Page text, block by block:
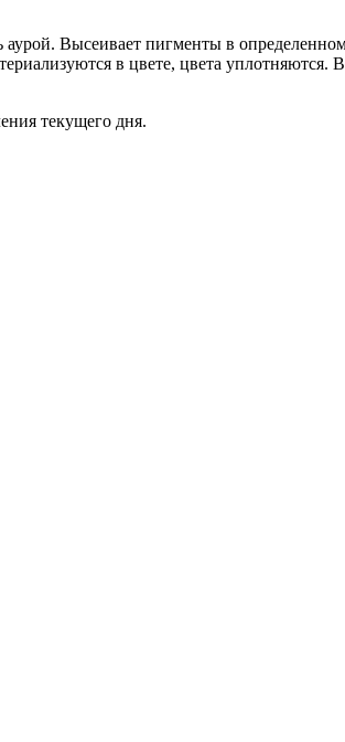
Высеивает пигменты в
в цвете, цвета уплотняются.
текущего дня.